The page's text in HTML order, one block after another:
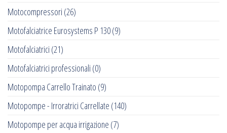
Motocompressori (26)
Motofalciatrice Eurosystems P 130(9)
Motofalciatrici (21)
Motofalciatrici professionali (0)
Motopompa Carrello Trainato (9)
Motopompe - Irroratrici Carrellate (140)
Motopompe per acqua irrigazione (7)